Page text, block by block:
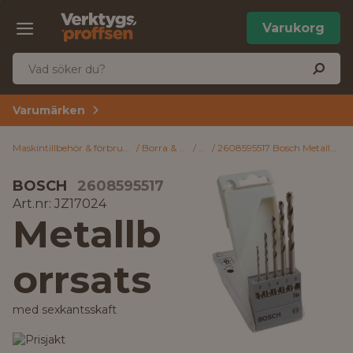
Varukorg
Varumärken
Maskintillbehör & förbrukning Borra & mejsla Borr2608595517 Bosch Metallborrsats med sexkantsskaft
BOSCH 2608595517
Art.nr: JZ17024
Metallb
orrsats
med sexkantsskaft